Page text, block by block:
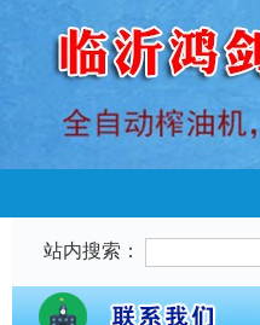
站内搜索：